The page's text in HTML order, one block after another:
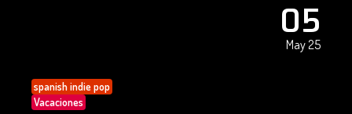
05
May 25
spanish indie pop
Vacaciones